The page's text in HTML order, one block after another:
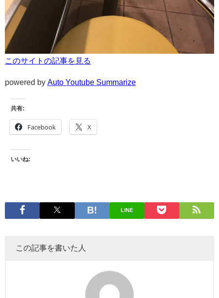
このサイトの記事を見る
powered by Auto Youtube Summarize
共有:
Facebook X
いいね:
LINE
この記事を書いた人